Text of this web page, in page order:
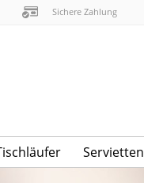
Sichere Zahlung
Servietten